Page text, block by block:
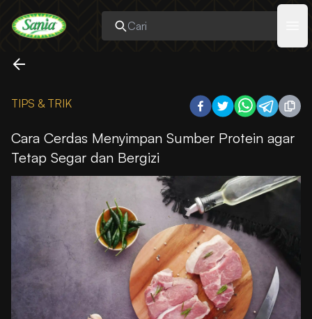
Sania
TIPS & TRIK
Cara Cerdas Menyimpan Sumber Protein agar
Tetap Segar dan Bergizi